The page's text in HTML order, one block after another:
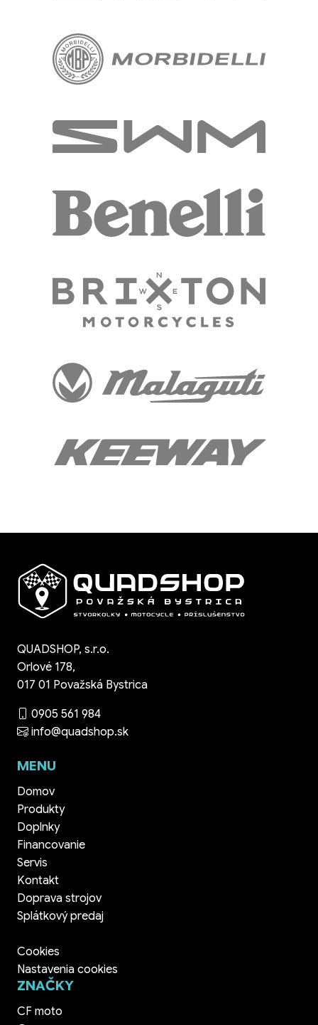
QUADSHOP, s.r.o.
Orlové 178,
017 01 Považská Bystrica
0905 561 984
info@quadshop.sk
MENU
Domov
Produkty
Doplnky
Financovanie
Servis
Kontakt
Doprava strojov
Splátkový predaj
Cookies
Nastavenia cookies
ZNAČKY
CF moto